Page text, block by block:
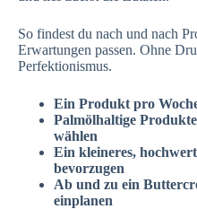
So findest du nach und nach
Erwartungen passen. Ohne
Perfektionismus.
Ein Produkt pro
Palmölhaltige
wählen
Ein kleineres,
bevorzugen
Ab und zu ein
einplanen